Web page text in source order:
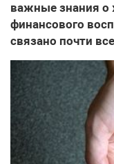
важные знания о
финансового
связано почти